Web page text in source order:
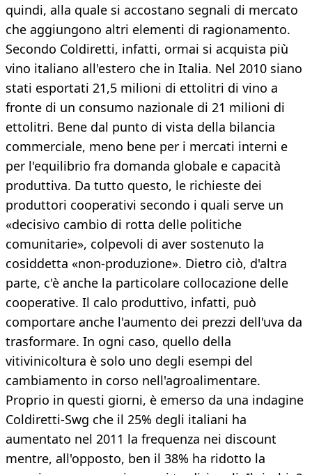
quindi, alla quale si accostano segnali di mercato
che aggiungono altri elementi di ragionamento.
Secondo Coldiretti, infatti, ormai si acquista più
vino italiano all'estero che in Italia. Nel 2010 siano
stati esportati 21,5 milioni di ettolitri di vino a
fronte di un consumo nazionale di 21 milioni di
ettolitri. Bene dal punto di vista della bilancia
commerciale, meno bene per i mercati interni e
per l'equilibrio fra domanda globale e capacità
produttiva. Da tutto questo, le richieste dei
produttori cooperativi secondo i quali serve un
«decisivo cambio di rotta delle politiche
comunitarie», colpevoli di aver sostenuto la
cosiddetta «non-produzione». Dietro ciò, d'altra
parte, c'è anche la particolare collocazione delle
cooperative. Il calo produttivo, infatti, può
comportare anche l'aumento dei prezzi dell'uva da
trasformare. In ogni caso, quello della
vitivinicoltura è solo uno degli esempi del
cambiamento in corso nell'agroalimentare.
Proprio in questi giorni, è emerso da una indagine
Coldiretti-Swg che il 25% degli italiani ha
aumentato nel 2011 la frequenza nei discount
mentre, all'opposto, ben il 38% ha ridotto la